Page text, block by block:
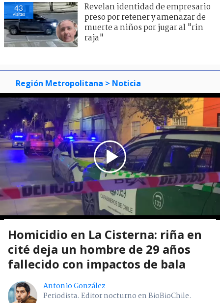
43
visitas
Revelan identidad de empresario
preso por retener y amenazar de
muerte a niños por jugar al "rin
raja"
Región Metropolitana > Noticia
Homicidio en La Cisterna: riña en
cité deja un hombre de 29 años
fallecido con impactos de bala
Antonio González
Periodista. Editor nocturno en BioBioChile.